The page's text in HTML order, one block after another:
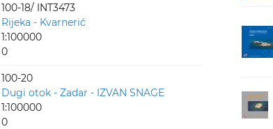
100-18/ INT3473
Rijeka - Kvarnerić
1:100000
0
100-20
Dugi otok - Zadar - IZVAN SNAGE
1:100000
0